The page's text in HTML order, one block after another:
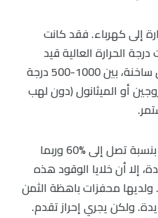
إلى كهرباء. فقد كانت
الحرارة العالية قيد
التطوير منذ عقود. وهي تعمل ساخنة، بين 1000-500 درجة
أو الميثانول (دون لهب
وتعد خلايا الوقود هذه فعالة بنسبة تصل إلى %60 وربما
إلا أن خلايا الوقود هذه
محفزات باهظة الثمن
ولكن يجري إحراز تقدم.